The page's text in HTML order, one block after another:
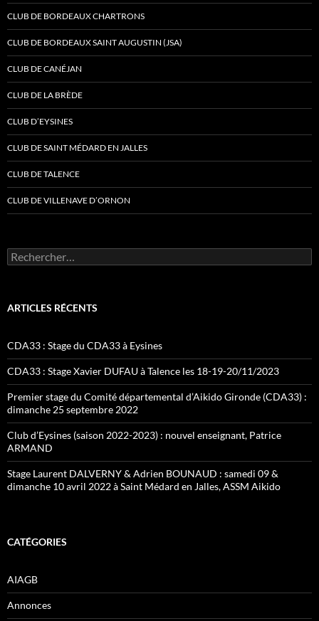
CLUB DE BORDEAUX CHARTRONS
CLUB DE BORDEAUX SAINT AUGUSTIN (JSA)
CLUB DE CANÉJAN
CLUB DE LA BRÈDE
CLUB D’EYSINES
CLUB DE SAINT MÉDARD EN JALLES
CLUB DE TALENCE
CLUB DE VILLENAVE D’ORNON
Rechercher :
ARTICLES RÉCENTS
CDA33 : Stage du CDA33 à Eysines
CDA33 : Stage Xavier DUFAU à Talence les 18-19-20/11/2023
Premier stage du Comité départemental d’Aikido Gironde (CDA33) :
dimanche 25 septembre 2022
Club d’Eysines (saison 2022-2023) : nouvel enseignant, Patrice
ARMAND
Stage Laurent DALVERNY & Adrien BOUNAUD : samedi 09 &
dimanche 10 avril 2022 à Saint Médard en Jalles, ASSM Aikido
CATÉGORIES
AIAGB
Annonces